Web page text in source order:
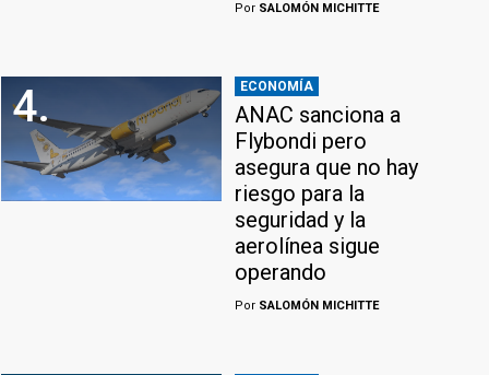
Por SALOMÓN MICHITTE
4. ECONOMÍA
ANAC sanciona a
Flybondi pero
asegura que no hay
riesgo para la
seguridad y la
aerolínea sigue
operando
Por SALOMÓN MICHITTE